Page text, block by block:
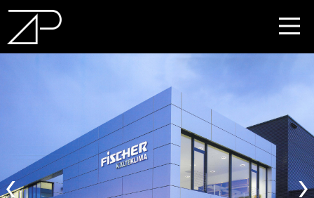
EN
‹ ›